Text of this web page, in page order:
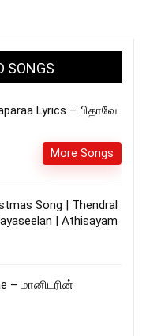
SONGS
Lyrics – பிதாவே
More Songs
Song | Thendral
| Athisayam
– மானிடரின்